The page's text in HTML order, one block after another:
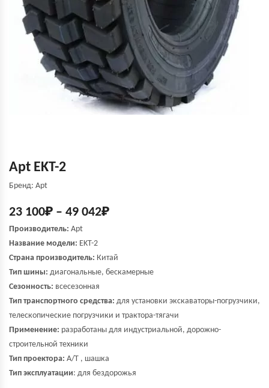
Apt EKT-2
Бренд: Apt
23 100₽ – 49 042₽
Производитель: Apt
Название модели: EKT-2
Страна производитель: Китай
Тип шины: диагональные, бескамерные
Сезонность: всесезонная
Тип транспортного средства: для установки экскаваторы-погрузчики,
телескопические погрузчики и трактора-тягачи
Применение: разработаны для индустриальной, дорожно-
строительной техники
Тип проектора: A/T , шашка
Тип эксплуатации: для бездорожья